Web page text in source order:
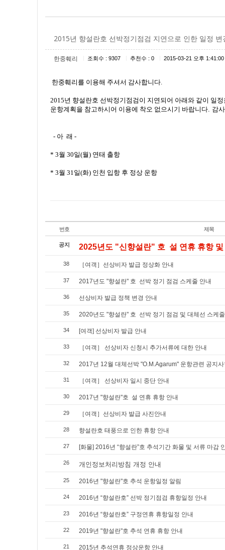
2015년 향설란호 선박정기점검 지연으로 인한 일정 변
한중훼리 조회수 : 9307 추천수 : 0 2015-03-21 오후 1:41:00
한중훼리를 이용해 주셔서 감사합니다.
2015년 향설란호 선박정기점검이 지연되어 아래와 같이 일
운항계획을 참고하시어 이용에 착오 없으시기 바랍니다. 감
- 아 래 -
* 3월 30일(월) 연태 출항
* 3월 31일(화) 인천 입항 후 정상 운항
번호 제목
공지 2025년도 "신향설란" 호 설 연휴 휴항 및
38 ［여객］선상비자 발급 정상화 안내
37 2017년도 "향설란" 호 선박 정기 점검 스케줄 안내
36 선상비자 발급 정책 변경 안내
35 2020년도 "향설란" 호 선박 정기 점검 및 대체선 스케
34 [여객] 선상비자 발급 안내
33 ［여객］ 선상비자 신청시 추가서류에 대한 안내
32 2017년 12월 대체선박 "O.M.Agarum" 운항관련 공지
31 ［여객］ 선상비자 일시 중단 안내
30 2017년 "향설란"호 설 연휴 휴항 안내
29 ［여객］선상비자 발급 사진안내
28 향설란호 태풍으로 인한 휴항 안내
27 [화물] 2016년 “향설란”호 추석기간 화물 및 서류 마감
26 개인정보처리방침 개정 안내
25 2016년 "향설란"호 추석 운항일정 알림
24 2016년 “향설란호” 선박 정기점검 휴항일정 안내
23 2016년 “향설란호” 구정연휴 휴항일정 안내
22 2019년 "향설란"호 추석 연휴 휴항 안내
21 2015년 추석연휴 정상운항 안내